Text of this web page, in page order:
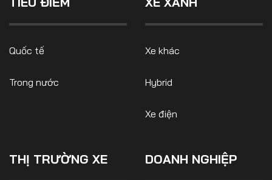
CONTACT US
0972271616
điện đổi pin.
Quốc tế
Trong nước
Xe khác
Hybrid
Xe điện
THỊ TRƯỜNG XE DOANH NGHIỆP